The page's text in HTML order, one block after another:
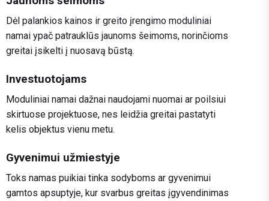
Dėl palankios kainos ir greito įrengimo moduliniai
namai ypač patrauklūs jaunoms šeimoms, norinčioms
greitai įsikelti į nuosavą būstą.
Investuotojams
Moduliniai namai dažnai naudojami nuomai ar poilsiui
skirtuose projektuose, nes leidžia greitai pastatyti
kelis objektus vienu metu.
Gyvenimui užmiestyje
Toks namas puikiai tinka sodyboms ar gyvenimui
gamtos apsuptyje, kur svarbus greitas įgyvendinimas